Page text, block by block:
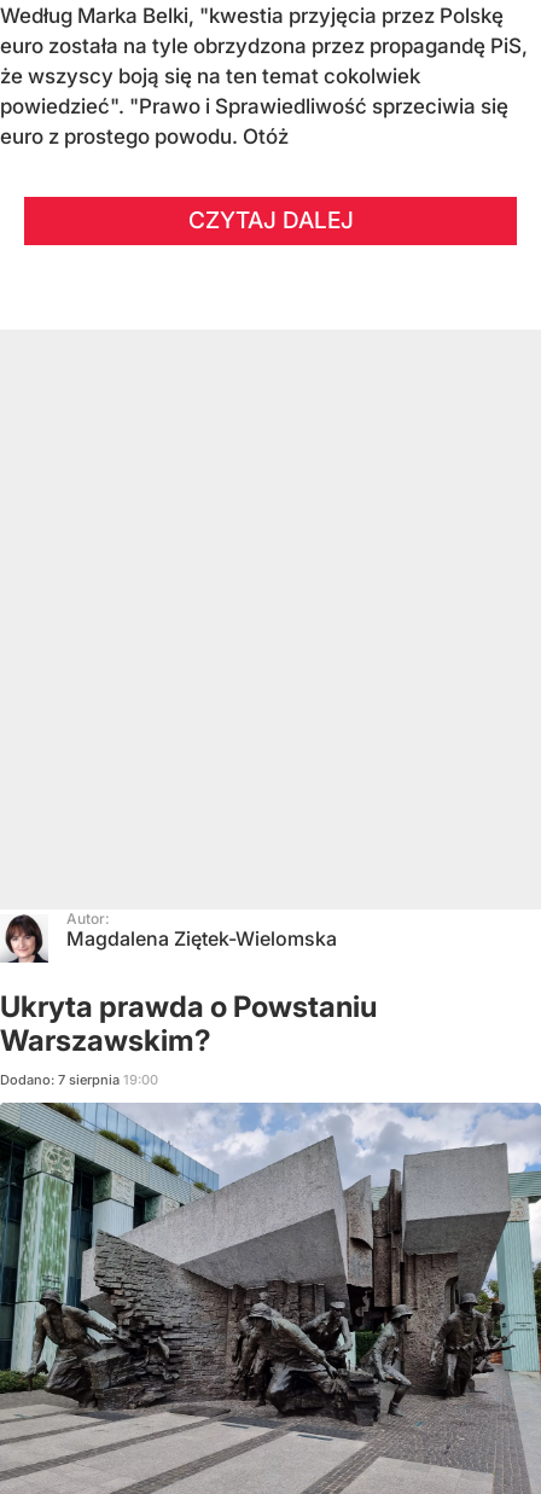
Według Marka Belki, "kwestia przyjęcia przez Polskę
euro została na tyle obrzydzona przez propagandę PiS,
że wszyscy boją się na ten temat cokolwiek
powiedzieć". "Prawo i Sprawiedliwość sprzeciwia się
euro z prostego powodu. Otóż
CZYTAJ DALEJ
Autor:
Magdalena Ziętek-Wielomska
Ukryta prawda o Powstaniu
Warszawskim?
Dodano: 7 sierpnia 19:00